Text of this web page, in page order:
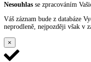
Nesouhlas se zpracováním
Váš záznam bude z databáze
neprodleně, nejpozději však v
×